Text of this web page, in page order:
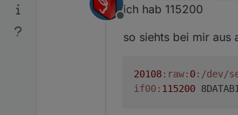
Offline
ich hab 115200
so siehts bei mir aus
20108:raw: 0:/dev/
if00: 115200